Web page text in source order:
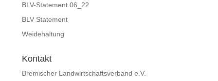
BLV-Statement 06_22
BLV Statement
Weidehaltung
Kontakt
Bremischer Landwirtschaftsverband e.V.